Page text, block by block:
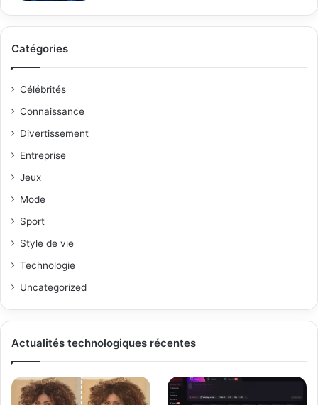
Catégories
Célébrités
Connaissance
Divertissement
Entreprise
Jeux
Mode
Sport
Style de vie
Technologie
Uncategorized
Actualités technologiques récentes